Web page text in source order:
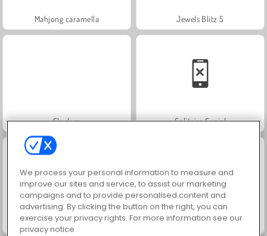
Mahjong caramella Jewels Blitz 5
Skydom Solitaire Social
Rummy World
We process your personal information to measure and
improve our sites and service, to assist our marketing
campaigns and to provide personalised content and
advertising. By clicking the button on the right, you can
exercise your privacy rights. For more information see our
privacy notice